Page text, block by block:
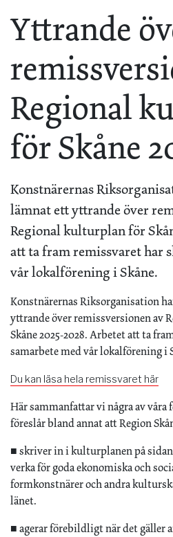
Yttrande
Regional
för Skåne
Konstnärernas
lämnat ett yttrande över
Regional kulturplan för
att ta fram remissvaret har
vår lokalförening i Skåne.
Konstnärernas Riksorganisation
yttrande över remissversionen av
Skåne 2025-2028. Arbetet att ta
samarbete med vår lokalförening i
Du kan läsa hela remissvaret här
Här sammanfattar vi några av
föreslår bland annat att Region
■ skriver in i kulturplanen på sidan
verka för goda ekonomiska och
formkonstnärer och andra
länet.
■ agerar förebildligt när det gäller